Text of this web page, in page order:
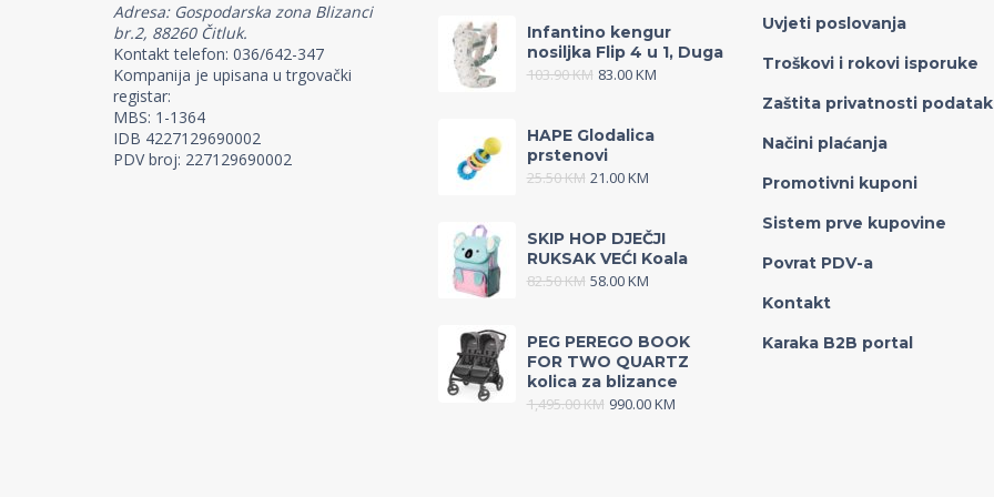
Adresa: Gospodarska zona Blizanci
br.2, 88260 Čitluk.
Kontakt telefon: 036/642-347
Kompanija je upisana u trgovački
registar:
MBS: 1-1364
IDB 4227129690002
PDV broj: 227129690002
Infantino kengur
nosiljka Flip 4 u 1, Duga
103.90KM 83.00KM
HAPE Glodalica
prstenovi
25.50KM 21.00KM
SKIP HOP DJEČJI
RUKSAK VEĆI Koala
82.50KM 58.00KM
PEG PEREGO BOOK
FOR TWO QUARTZ
kolica za blizance
1,495.00KM 990.00KM
Uvjeti poslovanja
Troškovi i rokovi isporuke
Zaštita privatnosti
Načini plaćanja
Promotivni kuponi
Sistem prve kupovine
Povrat PDV-a
Kontakt
Karaka B2B portal